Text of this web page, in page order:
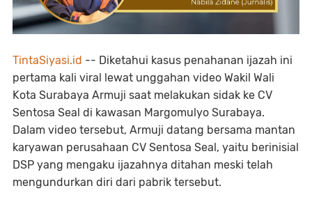
TintaSiyasi.id -- Diketahui kasus penahanan ijazah ini
pertama kali viral lewat unggahan video Wakil Wali
Kota Surabaya Armuji saat melakukan sidak ke CV
Sentosa Seal di kawasan Margomulyo Surabaya.
Dalam video tersebut, Armuji datang bersama mantan
karyawan perusahaan CV Sentosa Seal, yaitu berinisial
DSP yang mengaku ijazahnya ditahan meski telah
mengundurkan diri dari pabrik tersebut.